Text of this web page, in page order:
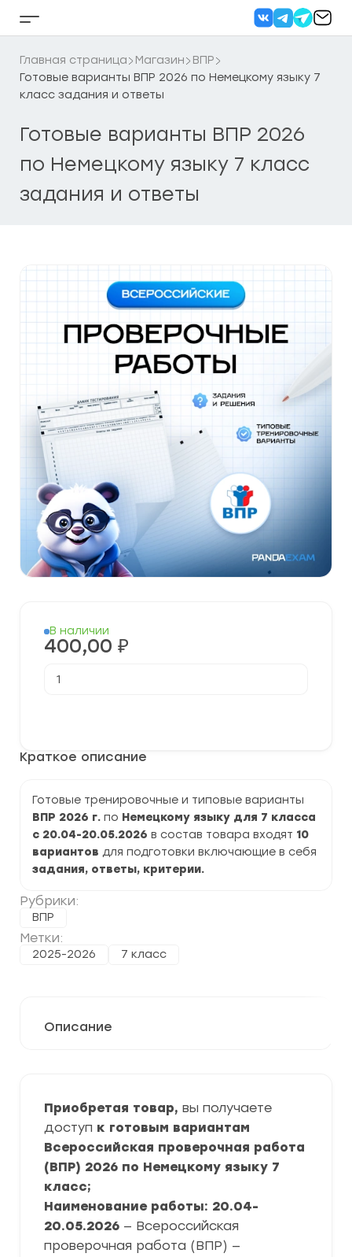
Кнопка
бокового
меню
Главная страница Магазин
ВПР
Готовые варианты ВПР 2026 по Немецкому языку 7
класс задания и ответы
Готовые варианты ВПР 2026
по Немецкому языку 7 класс
задания и ответы
Краткое описание
Готовые тренировочные и типовые варианты
ВПР 2026 г. по Немецкому языку для 7 класса
с 20.04-20.05.2026 в состав товара входят 10
вариантов для подготовки включающие в себя
задания, ответы, критерии.
Рубрики:
ВПР
Метки:
2025-2026 7 класс
В наличии
400,00 ₽
товара
Немецкому
класс
задания
и
ответы
Описание
Приобретая товар, вы получаете
доступ к готовым вариантам
Всероссийская проверочная работа
(ВПР) 2026 по Немецкому языку 7
класс;
Наименование работы: 20.04-
20.05.2026 — Всероссийская
проверочная работа (ВПР) —